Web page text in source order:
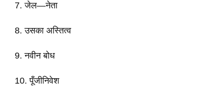
7. जेल—नेता
8. उसका अस्तित्व
9. नवीन बोध
10. पूँजीनिवेश